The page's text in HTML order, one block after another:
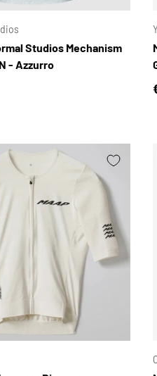
Studios Mechanism
- Azzurro